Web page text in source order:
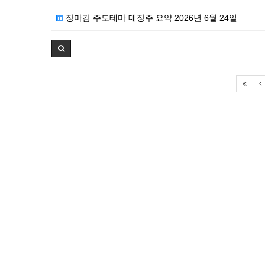
장마감 주도테마 대장주 요약 2026년 6월 24일